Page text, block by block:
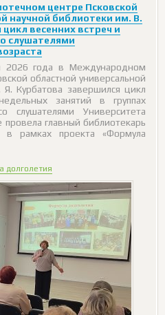
центре Псковской
научной библиотеки им. В.
весенних встреч и
слушателями
года в Международном
областной универсальной
Курбатова завершился цикл
занятий в группах
слушателями Университета
провела главный библиотекарь
в рамках проекта «Формула
долголетия